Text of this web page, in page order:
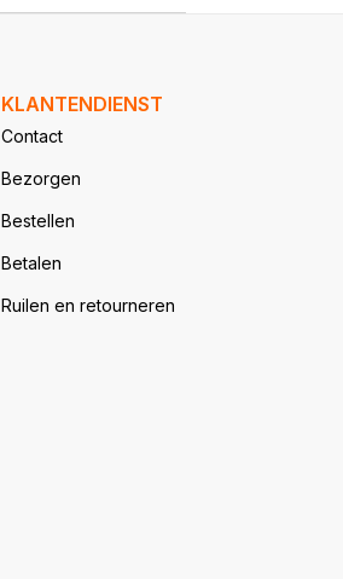
KLANTENDIENST
Contact
Bezorgen
Bestellen
Betalen
Ruilen en retourneren